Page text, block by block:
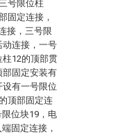
号限位柱
固定连接，
接，三号限
动连接，一号
柱12的顶部贯
部固定安装有
有一号限位
顶部固定连
位块19，电
固定连接，